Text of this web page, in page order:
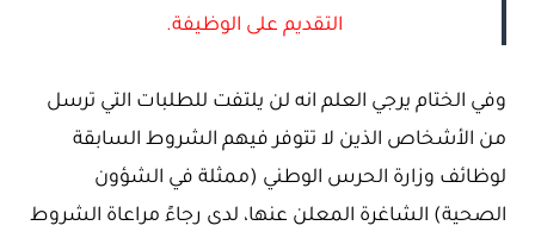
التقديم على الوظيفة.
وفي الختام يرجي العلم انه لن يلتفت للطلبات التي ترسل
من الأشخاص الذين لا تتوفر فيهم الشروط السابقة
لوظائف وزارة الحرس الوطني (ممثلة في الشؤون
الصحية) الشاغرة المعلن عنها، لدى رجاءً مراعاة الشروط